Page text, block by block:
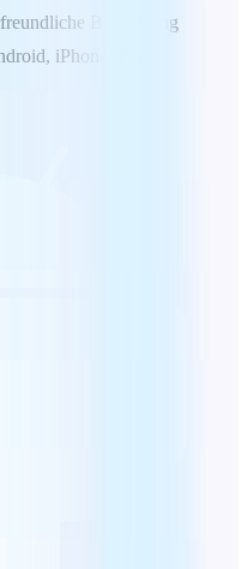
Bürolösung
iPhone/iPad